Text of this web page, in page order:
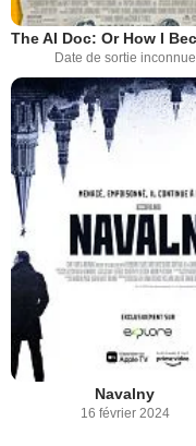
Date de sortie inconnue
Navalny
16 février 2024